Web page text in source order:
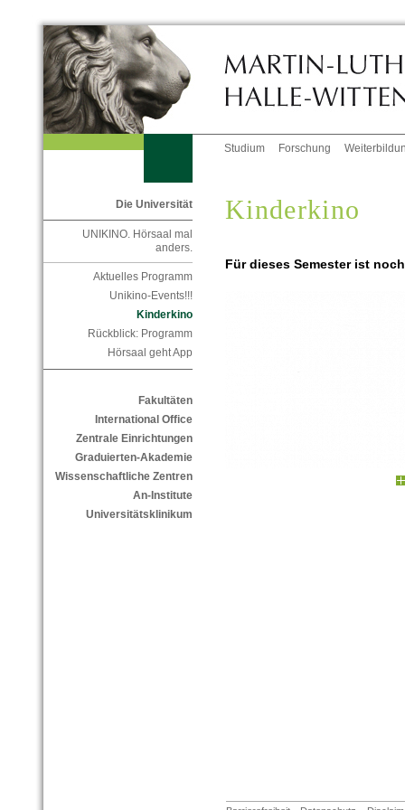
Studium Forschung
Die Universität
UNIKINO. Hörsaal mal
anders.
Aktuelles Programm
Unikino-Events!!!
Kinderkino
Rückblick: Programm
Hörsaal geht App
Fakultäten
International Office
Zentrale Einrichtungen
Graduierten-Akademie
Wissenschaftliche Zentren
An-Institute
Universitätsklinikum
Kinderkino
Für dieses Semester ist